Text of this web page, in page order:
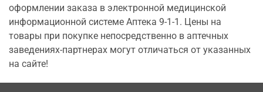
оформлении заказа в электронной медицинской
информационной системе Аптека 9-1-1. Цены на
товары при покупке непосредственно в аптечных
заведениях-партнерах могут отличаться от указанных
на сайте!